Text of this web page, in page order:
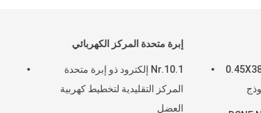
إبرة متحدة المركز الكهربائي
Nr.10.1 إلكترود ذو إبرة متحدة
المركز التقليدية لتخطيط كهربية
العضل
مقبض بلاستيكي 0.45X38mm EMG